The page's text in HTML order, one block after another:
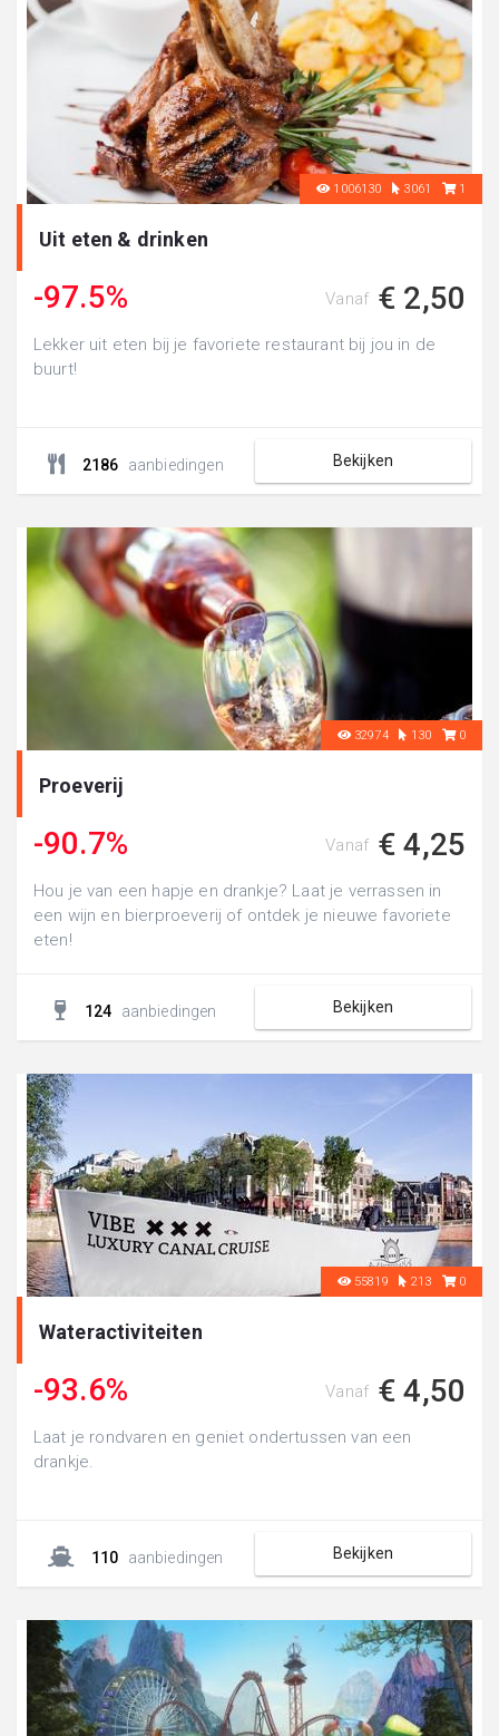
1006130 3061 1
Uit eten & drinken
-97.5% € 2,50
Vanaf
Lekker uit eten bij je favoriete restaurant bij jou in de
buurt!
2186 aanbiedingen Bekijken
32974 130 0
Proeverij
-90.7% € 4,25
Vanaf
Hou je van een hapje en drankje? Laat je verrassen in
een wijn en bierproeverij of ontdek je nieuwe favoriete
eten!
124 aanbiedingen Bekijken
55819 213 0
Wateractiviteiten
-93.6% € 4,50
Vanaf
Laat je rondvaren en geniet ondertussen van een
drankje.
110 aanbiedingen Bekijken